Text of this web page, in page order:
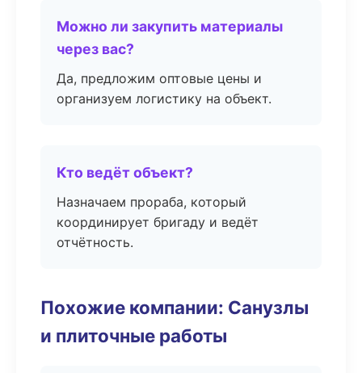
Можно ли закупить материалы
через вас?
Да, предложим оптовые цены и
организуем логистику на объект.
Кто ведёт объект?
Назначаем прораба, который
координирует бригаду и ведёт
отчётность.
Похожие компании: Санузлы
и плиточные работы